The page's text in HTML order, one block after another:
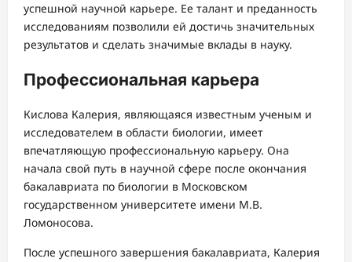
успешной научной карьере. Ее талант и преданность
исследованиям позволили ей достичь значительных
результатов и сделать значимые вклады в науку.
Профессиональная карьера
Кислова Калерия, являющаяся известным ученым и
исследователем в области биологии, имеет
впечатляющую профессиональную карьеру. Она
начала свой путь в научной сфере после окончания
бакалавриата по биологии в Московском
государственном университете имени М.В.
Ломоносова.
После успешного завершения бакалавриата, Калерия